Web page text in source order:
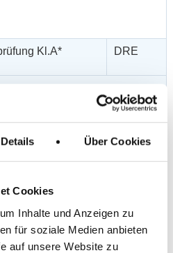
Details Über Cookies
Cookies
Inhalte und Anzeigen zu
für soziale Medien anbieten
auf unsere Website zu
Kl.A* DRE